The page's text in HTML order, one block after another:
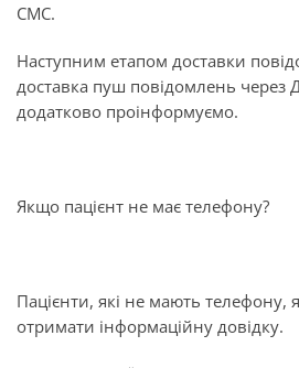
СМС.
Наступним етапом доставки
доставка пуш повідомлень через
додатково проінформуємо.
Якщо пацієнт не має телефону?
Пацієнти, які не мають телефону,
отримати інформаційну довідку.